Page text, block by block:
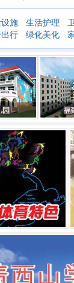
施 生活护理
行 绿化美化